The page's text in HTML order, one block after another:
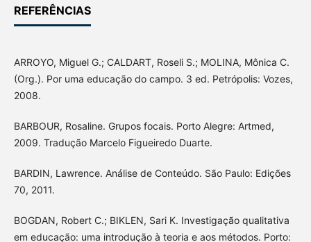
REFERÊNCIAS
ARROYO, Miguel G.; CALDART, Roseli S.; MOLINA, Mônica C.
(Org.). Por uma educação do campo. 3 ed. Petrópolis: Vozes,
2008.
BARBOUR, Rosaline. Grupos focais. Porto Alegre: Artmed,
2009. Tradução Marcelo Figueiredo Duarte.
BARDIN, Lawrence. Análise de Conteúdo. São Paulo: Edições
70, 2011.
BOGDAN, Robert C.; BIKLEN, Sari K. Investigação qualitativa
em educação: uma introdução à teoria e aos métodos. Porto: